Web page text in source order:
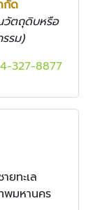
กัด
วัตถุดิบหรือ
รม)
327-8877
ยทะเล
พมหานคร